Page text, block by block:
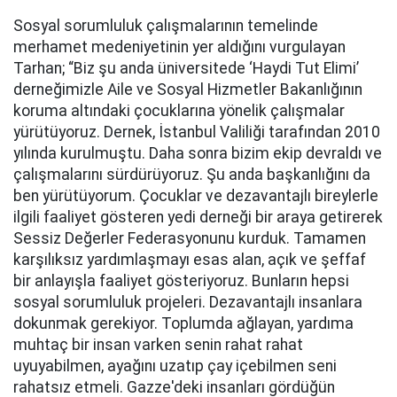
Sosyal sorumluluk çalışmalarının temelinde
merhamet medeniyetinin yer aldığını vurgulayan
Tarhan; “Biz şu anda üniversitede ‘Haydi Tut Elimi’
derneğimizle Aile ve Sosyal Hizmetler Bakanlığının
koruma altındaki çocuklarına yönelik çalışmalar
yürütüyoruz. Dernek, İstanbul Valiliği tarafından 2010
yılında kurulmuştu. Daha sonra bizim ekip devraldı ve
çalışmalarını sürdürüyoruz. Şu anda başkanlığını da
ben yürütüyorum. Çocuklar ve dezavantajlı bireylerle
ilgili faaliyet gösteren yedi derneği bir araya getirerek
Sessiz Değerler Federasyonunu kurduk. Tamamen
karşılıksız yardımlaşmayı esas alan, açık ve şeffaf
bir anlayışla faaliyet gösteriyoruz. Bunların hepsi
sosyal sorumluluk projeleri. Dezavantajlı insanlara
dokunmak gerekiyor. Toplumda ağlayan, yardıma
muhtaç bir insan varken senin rahat rahat
uyuyabilmen, ayağını uzatıp çay içebilmen seni
rahatsız etmeli. Gazze'deki insanları gördüğün